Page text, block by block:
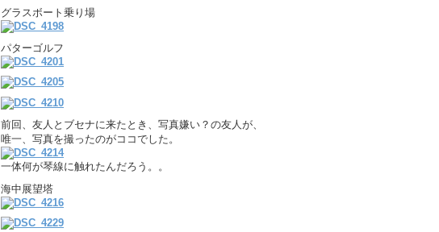
グラスボート乗り場
パターゴルフ
前回、友人とブセナに来たとき、写真嫌い？の友人が、
唯一、写真を撮ったのがココでした。
一体何が琴線に触れたんだろう。。
海中展望塔